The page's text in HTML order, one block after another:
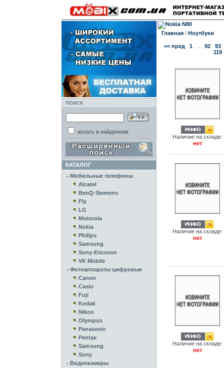
ПОИСК
искать в найденном
КАТАЛОГ
Мобильные телефоны
Alcatel
BenQ-Siemens
Fly
LG
Motorola
Nokia
Philips
Samsung
Sony-Ericsson
VK Mobile
Фотоаппараты цифровые
Canon
Casio
Fuji
Kodak
Nikon
Olympus
Panasonic
Pentax
Samsung
Sony
Видеокамеры
Главная / Ноутбуки
<< пред 1... 92
93
119
Наличие на складе:
нет
Наличие на складе:
нет
Наличие на складе:
нет